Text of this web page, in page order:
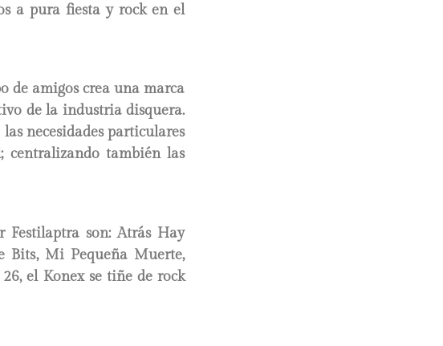
a pura fiesta y rock en el
de amigos crea una marca
de la industria disquera.
necesidades particulares
centralizando también las
Festilaptra son: Atrás Hay
Bits, Mi Pequeña Muerte,
el Konex se tiñe de rock